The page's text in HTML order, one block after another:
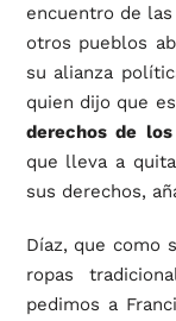
encuentro de
otros pueblos
su alianza
quien dijo que
derechos de
que lleva a
sus derechos,
Díaz, que como
ropas
pedimos a